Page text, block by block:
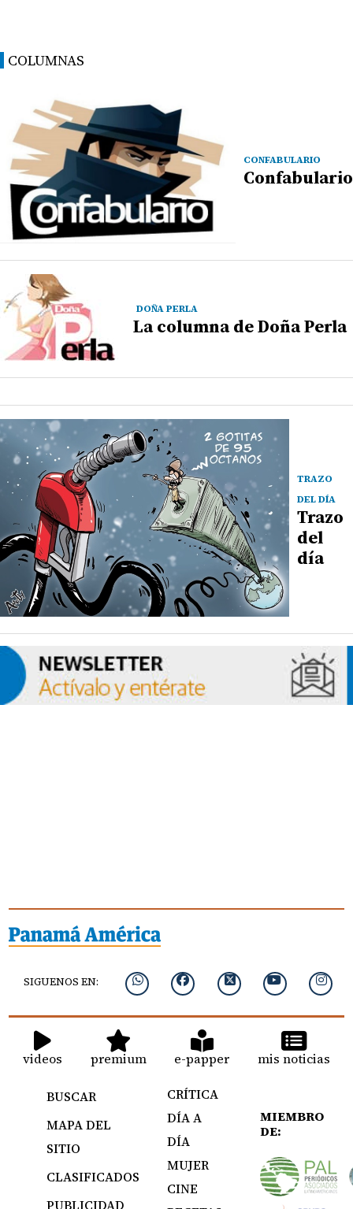
COLUMNAS
CONFABULARIO
Confabulario
DOÑA PERLA
La columna de Doña Perla
TRAZO
DEL DÍA
Trazo
del
día
SIGUENOS EN:
videos premium e-papper mis noticias
BUSCAR
MAPA DEL
SITIO
CLASIFICADOS
PUBLICIDAD
CRÍTICA
DÍA A
DÍA
MUJER
CINE
MIEMBRO
DE: